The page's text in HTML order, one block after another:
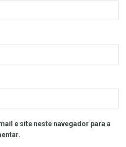
e site neste navegador para a